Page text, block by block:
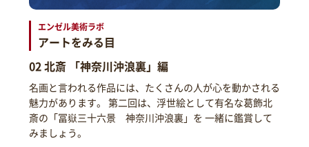
エンゼル美術ラボ
アートをみる目
02 北斎 「神奈川沖浪裏」編
名画と言われる作品には、たくさんの人が心を動かされる
魅力があります。 第二回は、浮世絵として有名な葛飾北
斎の「冨嶽三十六景 神奈川沖浪裏」を 一緒に鑑賞して
みましょう。